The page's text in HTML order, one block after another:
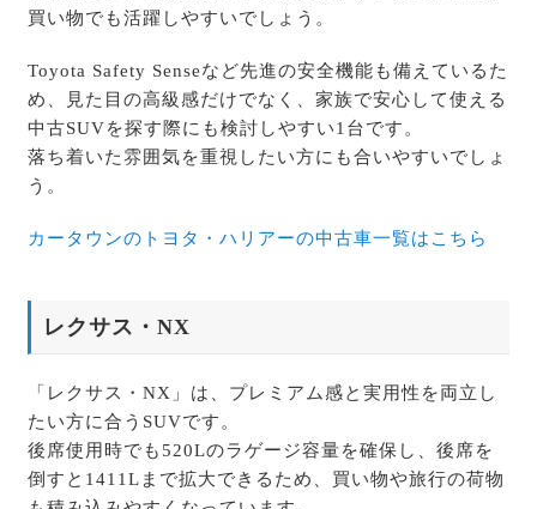
買い物でも活躍しやすいでしょう。
Toyota Safety Senseなど先進の安全機能も備えているた
め、見た目の高級感だけでなく、家族で安心して使える
中古SUVを探す際にも検討しやすい1台です。
落ち着いた雰囲気を重視したい方にも合いやすいでしょ
う。
カータウンのトヨタ・ハリアーの中古車一覧はこちら
レクサス・NX
「レクサス・NX」は、プレミアム感と実用性を両立し
たい方に合うSUVです。
後席使用時でも520Lのラゲージ容量を確保し、後席を
倒すと1411Lまで拡大できるため、買い物や旅行の荷物